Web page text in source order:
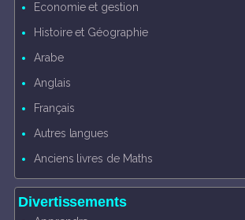
Economie et gestion
Histoire et Géographie
Arabe
Anglais
Français
Autres langues
Anciens livres de Maths
Divertissements